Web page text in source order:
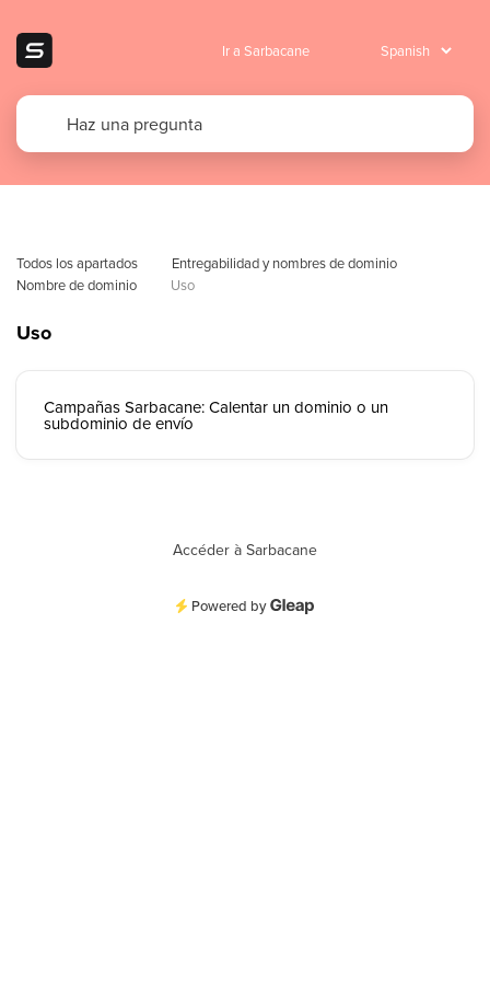
Ir a Sarbacane
Todos los apartados
Entregabilidad y nombres de dominio
Nombre de dominio
Uso
Uso
Campañas Sarbacane: Calentar un dominio o un
subdominio de envío
Accéder à Sarbacane
Powered by